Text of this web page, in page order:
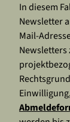
In diesem
Newsletter
Mail-
Newsletters